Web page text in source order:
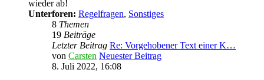
wieder ab!
Unterforen: Regelfragen, Sonstiges
8 Themen
19 Beiträge
Letzter Beitrag Re: Vorgehobener Text einer K…
von Carsten Neuester Beitrag
8. Juli 2022, 16:08